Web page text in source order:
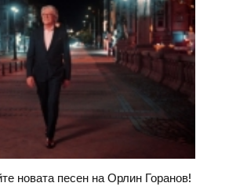
новата песен на Орлин Горанов!